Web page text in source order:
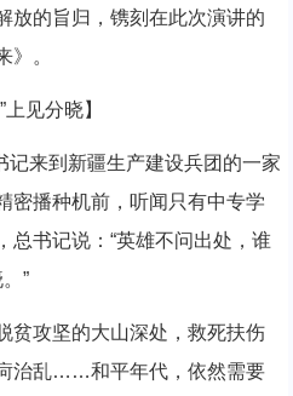
的旨归，镌刻在此次演讲的
。
见分晓】
来到新疆生产建设兵团的一家
密播种机前，听闻只有中专学
总书记说：“英雄不问出处，谁
”
攻坚的大山深处，救死扶伤
治乱……和平年代，依然需要